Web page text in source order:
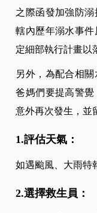
之際函發加強防
轄內歷年溺水事
定細部執行計畫以
另外，為配合相
爸媽們要提高警
意外再次發生，並
1.評估天氣：
如遇颱風、大雨特
2.選擇救生員：